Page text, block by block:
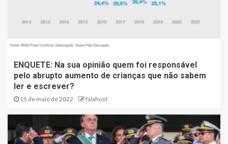
ENQUETE: Na sua opinião quem foi responsável
pelo abrupto aumento de crianças que não sabem
ler e escrever?
15 de maio de 2022 falahost